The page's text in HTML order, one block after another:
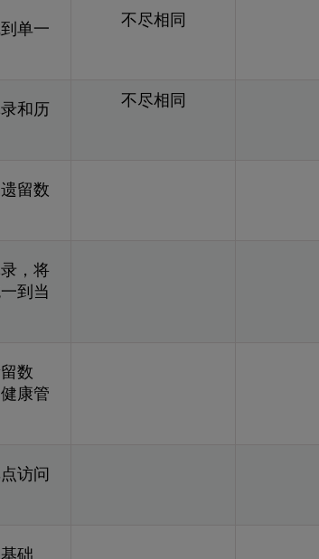
单一
不尽相同
和历
不尽相同
留数
，将
到当
数
康管
访问
础